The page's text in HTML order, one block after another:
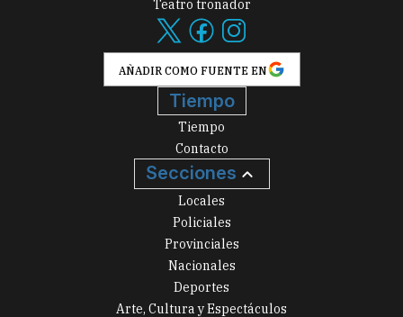
Teatro tronador
AÑADIR COMO FUENTE EN
Tiempo
Tiempo
Contacto
Secciones
Locales
Policiales
Provinciales
Nacionales
Deportes
Arte, Cultura y Espectáculos